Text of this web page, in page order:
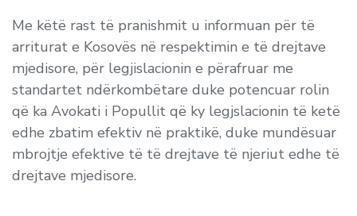
Me këtë rast të pranishmit u informuan për të
arriturat e Kosovës në respektimin e të drejtave
mjedisore, për legjislacionin e përafruar me
standartet ndërkombëtare duke potencuar rolin
që ka Avokati i Popullit që ky legjslacionin të ketë
edhe zbatim efektiv në praktikë, duke mundësuar
mbrojtje efektive të të drejtave të njeriut edhe të
drejtave mjedisore.